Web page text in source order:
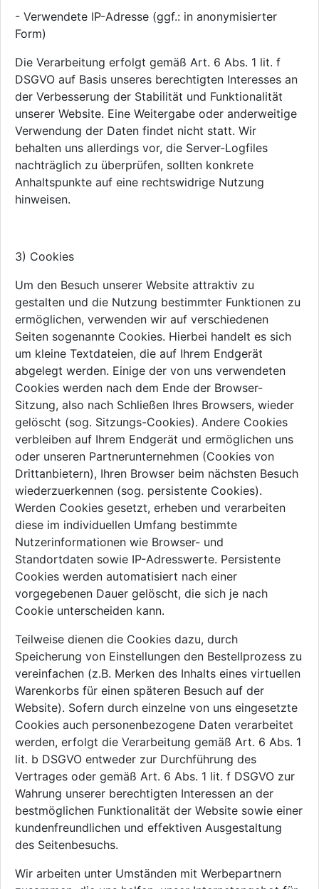
- Verwendete IP-Adresse (ggf.: in anonymisierter
Form)
Die Verarbeitung erfolgt gemäß Art. 6 Abs. 1 lit. f
DSGVO auf Basis unseres berechtigten Interesses an
der Verbesserung der Stabilität und Funktionalität
unserer Website. Eine Weitergabe oder anderweitige
Verwendung der Daten findet nicht statt. Wir
behalten uns allerdings vor, die Server-Logfiles
nachträglich zu überprüfen, sollten konkrete
Anhaltspunkte auf eine rechtswidrige Nutzung
hinweisen.
3) Cookies
Um den Besuch unserer Website attraktiv zu
gestalten und die Nutzung bestimmter Funktionen zu
ermöglichen, verwenden wir auf verschiedenen
Seiten sogenannte Cookies. Hierbei handelt es sich
um kleine Textdateien, die auf Ihrem Endgerät
abgelegt werden. Einige der von uns verwendeten
Cookies werden nach dem Ende der Browser-
Sitzung, also nach Schließen Ihres Browsers, wieder
gelöscht (sog. Sitzungs-Cookies). Andere Cookies
verbleiben auf Ihrem Endgerät und ermöglichen uns
oder unseren Partnerunternehmen (Cookies von
Drittanbietern), Ihren Browser beim nächsten Besuch
wiederzuerkennen (sog. persistente Cookies).
Werden Cookies gesetzt, erheben und verarbeiten
diese im individuellen Umfang bestimmte
Nutzerinformationen wie Browser- und
Standortdaten sowie IP-Adresswerte. Persistente
Cookies werden automatisiert nach einer
vorgegebenen Dauer gelöscht, die sich je nach
Cookie unterscheiden kann.
Teilweise dienen die Cookies dazu, durch
Speicherung von Einstellungen den Bestellprozess zu
vereinfachen (z.B. Merken des Inhalts eines virtuellen
Warenkorbs für einen späteren Besuch auf der
Website). Sofern durch einzelne von uns eingesetzte
Cookies auch personenbezogene Daten verarbeitet
werden, erfolgt die Verarbeitung gemäß Art. 6 Abs. 1
lit. b DSGVO entweder zur Durchführung des
Vertrages oder gemäß Art. 6 Abs. 1 lit. f DSGVO zur
Wahrung unserer berechtigten Interessen an der
bestmöglichen Funktionalität der Website sowie einer
kundenfreundlichen und effektiven Ausgestaltung
des Seitenbesuchs.
Wir arbeiten unter Umständen mit Werbepartnern